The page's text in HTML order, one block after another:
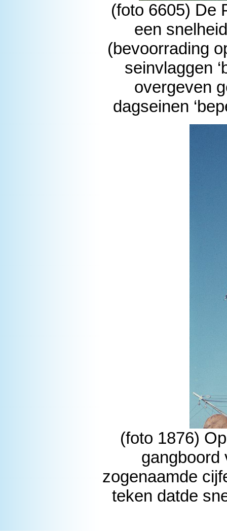
(foto 6605) De
een
(bevoorrading
seinvlaggen
overgeven
dagseinen
(foto 1876)
gangboord
zogenaamde
teken datde